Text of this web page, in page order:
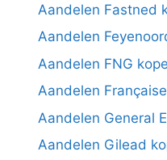
Aandelen Fastned
Aandelen
Aandelen FNG
Aandelen
Aandelen General
Aandelen Gilead